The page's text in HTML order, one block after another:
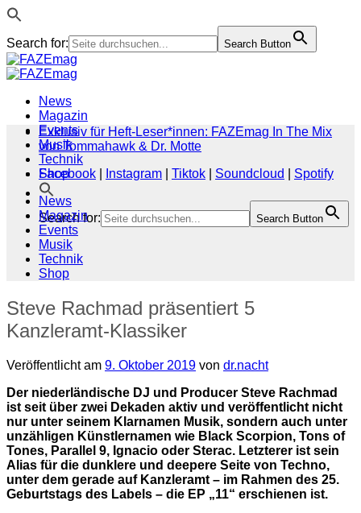
Search for: Search Button
Zum
Inhalt
News
Magazin
Events
Musik
Technik
Shop
Search for: Search Button
Exklusiv für Heft-Leser*innen: FAZEmag In The Mix
von Tommahawk & Dr. Motte
Facebook
Instagram Tiktok Soundcloud
Spotify
News
Magazin
Events
Musik
Technik
Shop
Steve Rachmad präsentiert 5
Kanzleramt-Klassiker
Veröffentlicht am 9. Oktober 2019 von dr.nacht
Der niederländische DJ und Producer Steve Rachmad
ist seit über zwei Dekaden aktiv und veröffentlicht nicht
nur unter seinem Klarnamen Musik, sondern auch unter
unzähligen Künstlernamen wie Black Scorpion, Tons of
Tones, Parallel 9, Ignacio oder Sterac. Letzterer ist sein
Alias für die dunklere und deepere Seite von Techno,
unter dem gerade auf Kanzleramt – im Rahmen des 25.
Geburtstags des Labels – die EP „11“ erschienen ist.